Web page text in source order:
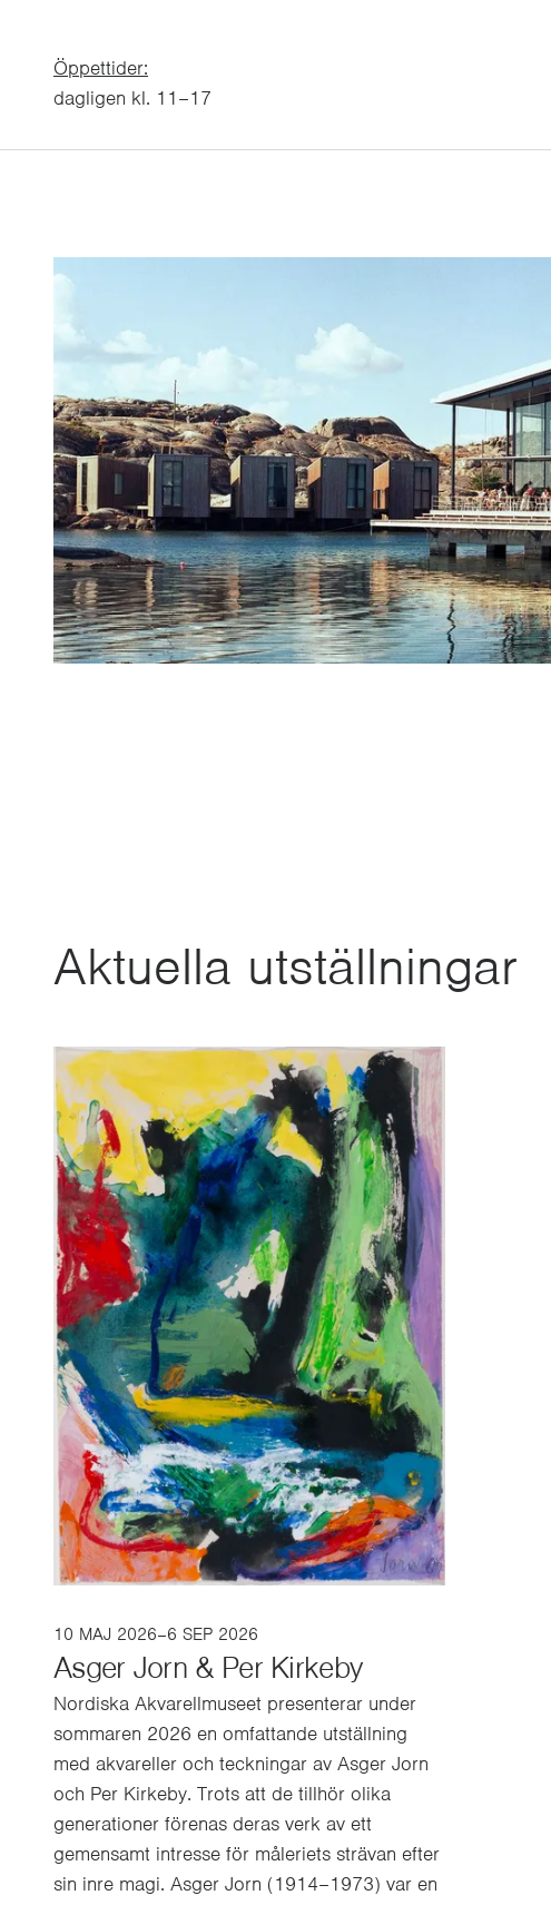
Öppettider:
dagligen kl. 11–17
Aktuella utställningar
10 MAJ 2026–6 SEP 2026
Asger Jorn & Per Kirkeby
Nordiska Akvarellmuseet presenterar under
sommaren 2026 en omfattande utställning
med akvareller och teckningar av Asger Jorn
och Per Kirkeby. Trots att de tillhör olika
generationer förenas deras verk av ett
gemensamt intresse för måleriets strävan efter
sin inre magi. Asger Jorn (1914–1973) var en